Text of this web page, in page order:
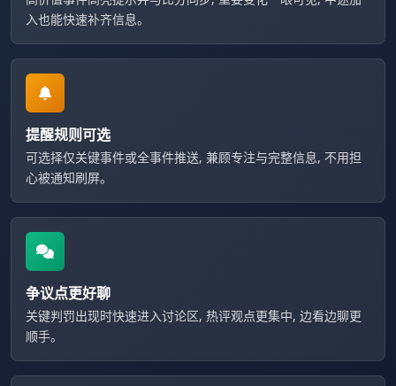
入也能快速补齐信息。
提醒规则可选
可选择仅关键事件或全事件推送, 兼顾专注与完整信息, 不用担
心被通知刷屏。
争议点更好聊
关键判罚出现时快速进入讨论区, 热评观点更集中, 边看边聊更
顺手。